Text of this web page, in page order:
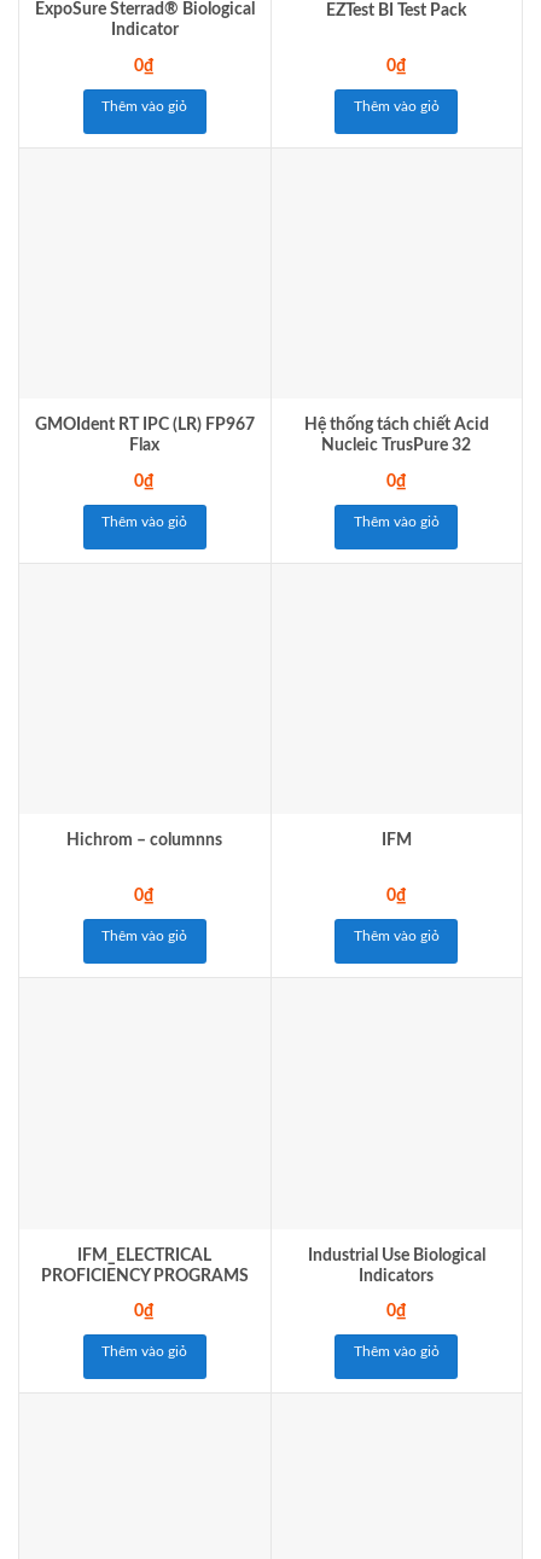
ExpoSure Sterrad® Biological
Indicator
0₫
Thêm vào giỏ
EZTest BI Test Pack
0₫
Thêm vào giỏ
GMOIdent RT IPC (LR) FP967
Flax
0₫
Thêm vào giỏ
Hệ thống tách chiết Acid
Nucleic TrusPure 32
0₫
Thêm vào giỏ
Hichrom – columnns
0₫
Thêm vào giỏ
IFM
0₫
Thêm vào giỏ
IFM_ELECTRICAL
PROFICIENCY PROGRAMS
0₫
Thêm vào giỏ
Industrial Use Biological
Indicators
0₫
Thêm vào giỏ